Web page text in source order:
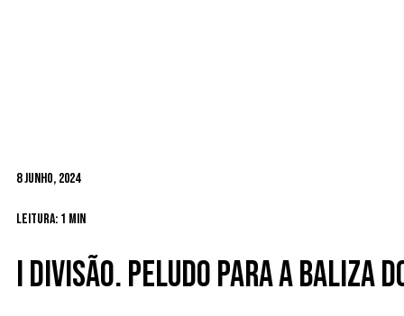
8 Junho, 2024
Leitura: 1 min
I Divisão. Peludo para a baliza